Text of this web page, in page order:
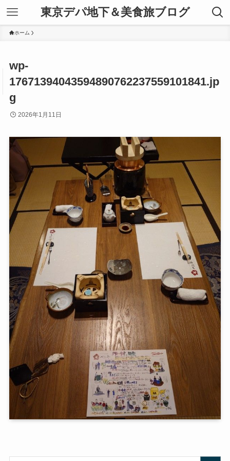
東京デパ地下＆美食旅ブログ
ホーム
wp-
17671394043594890762237559101841.jp
g
2026年1月11日